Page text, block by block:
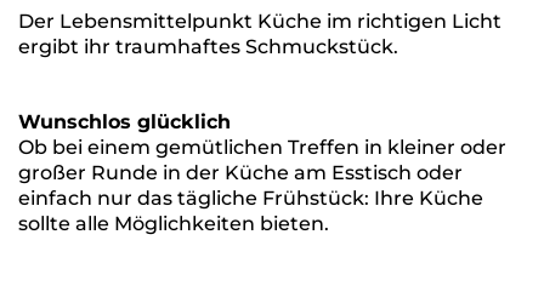
Der Lebensmittelpunkt Küche im richtigen Licht
ergibt ihr traumhaftes Schmuckstück.
Wunschlos glücklich
Ob bei einem gemütlichen Treffen in kleiner oder
großer Runde in der Küche am Esstisch oder
einfach nur das tägliche Frühstück: Ihre Küche
sollte alle Möglichkeiten bieten.